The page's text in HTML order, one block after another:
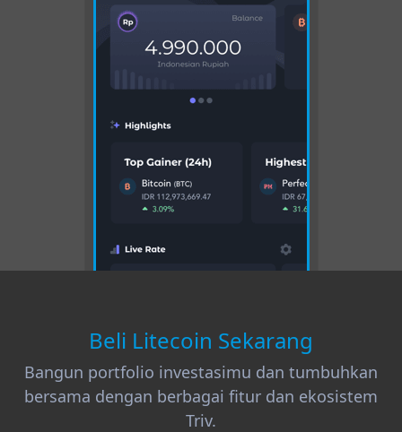
Beli Litecoin Sekarang
Bangun portfolio investasimu dan tumbuhkan
bersama dengan berbagai fitur dan ekosistem
Triv.